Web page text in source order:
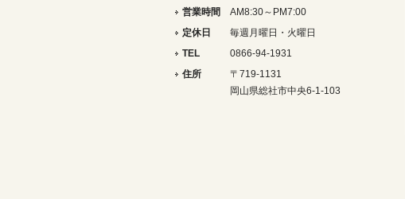
営業時間
AM8:30～PM7:00
定休日
毎週月曜日・火曜日
TEL
0866-94-1931
住所
〒719-1131
岡山県総社市中央6-1-103